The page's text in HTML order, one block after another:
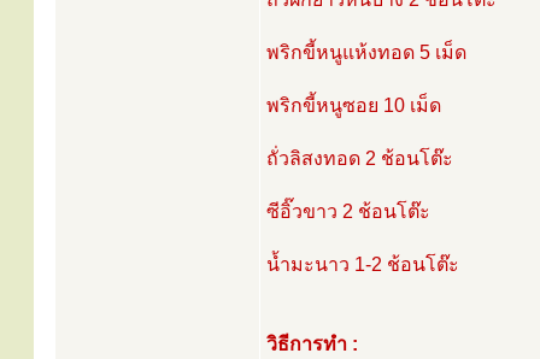
พริกขี้หนูแห้งทอด 5 เม็ด
พริกขี้หนูซอย 10 เม็ด
ถั่วลิสงทอด 2 ช้อนโต๊ะ
ซีอิ๊วขาว 2 ช้อนโต๊ะ
น้ำมะนาว 1-2 ช้อนโต๊ะ
วิธีการทำ :